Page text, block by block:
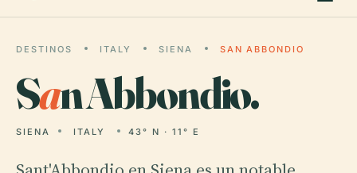
DESTINOS ITALY SIENA SAN ABBONDIO
San Abbondio.
SIENA ITALY 43° N · 11° E